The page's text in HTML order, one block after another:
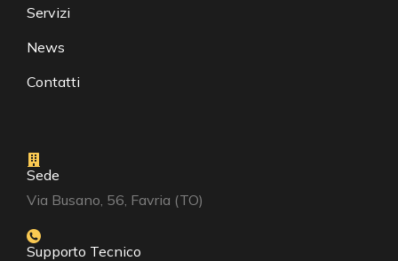
Servizi
News
Contatti
Sede
Via Busano, 56, Favria (TO)
Supporto Tecnico